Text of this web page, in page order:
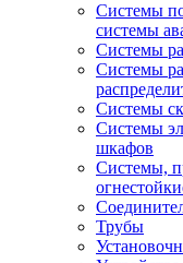
Системы
системы
Системы
Системы
Системы
Системы
шкафов
Системы,
Трубы